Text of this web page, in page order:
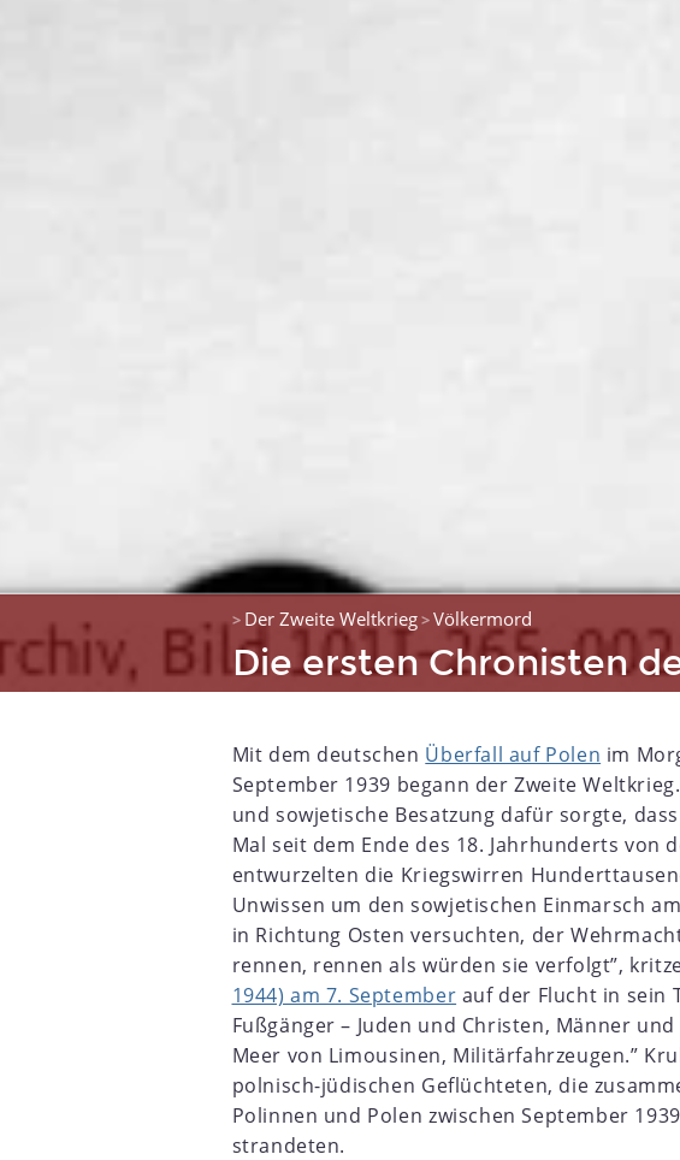
> Der Zweite Weltkrieg>Völkermord
Die ersten Chronisten
Mit dem deutschen Überfall auf Polen im
September 1939 begann der Zweite
und sowjetische Besatzung dafür sorgte,
Mal seit dem Ende des 18. Jahrhunderts von
entwurzelten die Kriegswirren
Unwissen um den sowjetischen Einmarsch
in Richtung Osten versuchten, der
rennen, rennen als würden sie verfolgt”,
1944) am 7. September auf der Flucht in sein
Fußgänger – Juden und Christen, Männer
Meer von Limousinen, Militärfahrzeugen.”
polnisch-jüdischen Geflüchteten, die
Polinnen und Polen zwischen September
strandeten.
1927 1928 1929 1930 1931 1932 1933